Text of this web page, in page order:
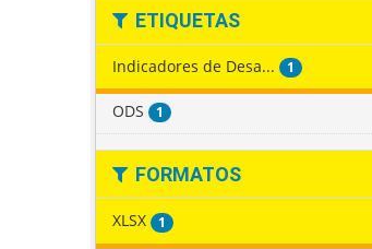
ETIQUETAS
Indicadores de Desa... 1
ODS 1
FORMATOS
XLSX 1